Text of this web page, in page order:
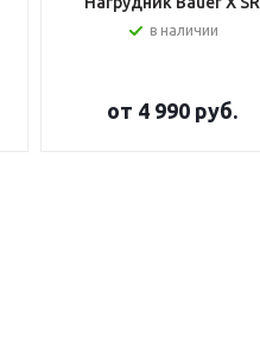
в наличии
от 4 990 руб.